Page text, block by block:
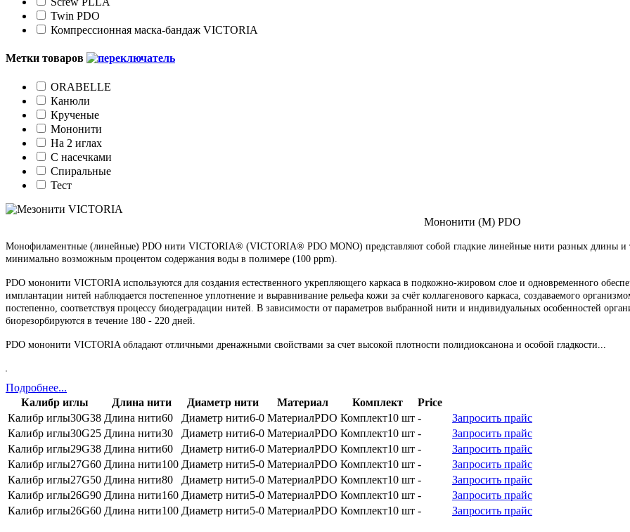
Twin PDO
Компрессионная маска-бандаж VICTORIA
Метки товаров
ORABELLE
Канюли
Крученые
Мононити
На 2 иглах
С насечками
Спиральные
Тест
Мононити (M) PDO
Монофиламентные (линейные) PDO нити VICTORIA® (VICTORIA® PDO MONO) представляют собой гладкие линейные нити разных длины и
минимально возможным процентом содержания воды в полимере (100 ppm).
PDO мононити VICTORIA используются для создания естественного укрепляющего каркаса в подкожно-жировом слое и одновременного
имплантации нитей наблюдается постепенное уплотнение и выравнивание рельефа кожи за счёт коллагенового каркаса, создаваемого
постепенно, соответствуя процессу биодеградации нитей. В зависимости от параметров выбранной нити и индивидуальных особенностей
биорезорбируются в течение 180 - 220 дней.
PDO мононити VICTORIA обладают отличными дренажными свойствами за счет высокой плотности полидиоксанона и особой гладкости...
Монофиламентные (линейные) PDO нити VICTORIA® (VICTORIA® PDO MONO) представляют собой гладкие линейные нити разных длины и
минимально возможным процентом содержания воды в полимере (100 ppm).
PDO мононити VICTORIA используются для создания естественного укрепляющего каркаса в подкожно-жировом слое и одновременного
имплантации нитей наблюдается постепенное уплотнение и выравнивание рельефа кожи за счёт коллагенового каркаса, создаваемого
постепенно, соответствуя процессу биодеградации нитей. В зависимости от параметров выбранной нити и индивидуальных особенностей
биорезорбируются в течение 180 — 220 дней.
PDO мононити VICTORIA обладают отличными дренажными свойствами за счет высокой плотности полидиоксанона и особой гладкости
Подробнее...
Калибр иглы
Длина нити Диаметр нити Материал Комплект
Price
Калибр иглы30G38 Длина нити60 Диаметр нити6-0 МатериалPDO Комплект10 шт -
Запросить прайс
Калибр иглы30G25 Длина нити30 Диаметр нити6-0 МатериалPDO Комплект10 шт -
Запросить прайс
Калибр иглы29G38 Длина нити60 Диаметр нити6-0 МатериалPDO Комплект10 шт -
Запросить прайс
Калибр иглы27G60 Длина нити100 Диаметр нити5-0 МатериалPDO Комплект10 шт -
Запросить прайс
Калибр иглы27G50 Длина нити80 Диаметр нити5-0 МатериалPDO Комплект10 шт -
Запросить прайс
Калибр иглы26G90 Длина нити160 Диаметр нити5-0 МатериалPDO Комплект10 шт -
Запросить прайс
Калибр иглы26G60 Длина нити100 Диаметр нити5-0 МатериалPDO Комплект10 шт - Запросить прайс